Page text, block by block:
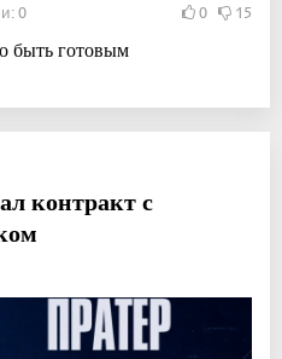
0 0 15
быть готовым
контракт с